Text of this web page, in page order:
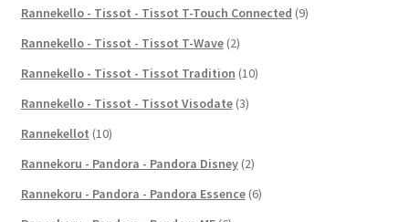
Rannekello - Tissot - Tissot T-Touch Connected (9)
Rannekello - Tissot - Tissot T-Wave (2)
Rannekello - Tissot - Tissot Tradition (10)
Rannekello - Tissot - Tissot Visodate (3)
Rannekellot (10)
Rannekoru - Pandora - Pandora Disney (2)
Rannekoru - Pandora - Pandora Essence (6)